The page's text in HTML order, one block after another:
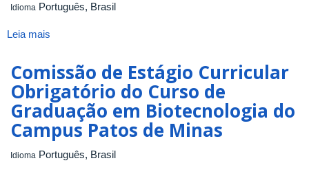
Idioma Português, Brasil
Leia mais
de
Trabalho
de
Conclusão
de
Curso
da
Coordenação
Comissão de Estágio Curricular
Obrigatório do Curso de
Graduação em Biotecnologia do
Campus Patos de Minas
Idioma Português, Brasil